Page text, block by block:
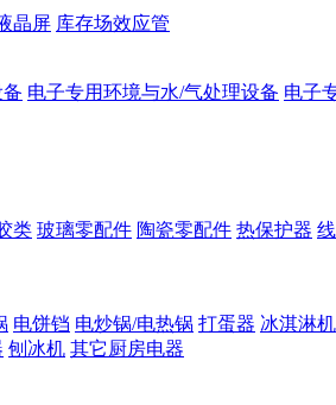
晶屏 库存场效应管
电子专用环境与水/气处理设备 电子
类 玻璃零配件 陶瓷零配件 热保护器
电饼铛 电炒锅/电热锅 打蛋器 冰淇淋机
刨冰机 其它厨房电器